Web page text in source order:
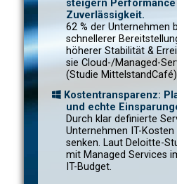
steigern Performance
Zuverlässigkeit.
62 % der Unternehmen
schnellerer
höherer Stabilität &
sie Cloud-/Managed-
(Studie
Kostentransparenz:
und echte
Durch klar definierte
Unternehmen IT-
senken. Laut Deloitte-
mit Managed Services
IT-Budget.